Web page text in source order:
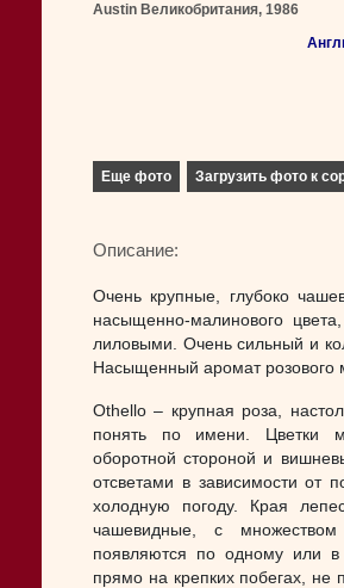
Austin Великобритания, 1986
Еще фото Загрузить фото к
Описание:
Очень крупные, глубоко
насыщенно-малинового
лиловыми. Очень сильный и
Насыщенный аромат розового
Othello – крупная роза,
понять по имени. Цветки
оборотной стороной и
отсветами в зависимости от
холодную погоду. Края
чашевидные, с множеством
появляются по одному или в
прямо на крепких побегах, не